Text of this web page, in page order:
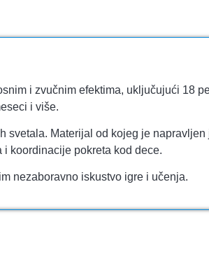
i zvučnim efektima, uključujući 18
i više.
svetala. Materijal od kojeg je napravljen
koordinacije pokreta kod dece.
nezaboravno iskustvo igre i učenja.